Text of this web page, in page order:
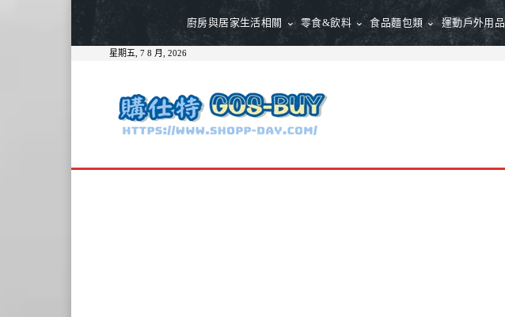
廚房與居家生活相關 零食&飲料 食品麵包類 運動戶外用品
星期五, 7 8 月, 2026